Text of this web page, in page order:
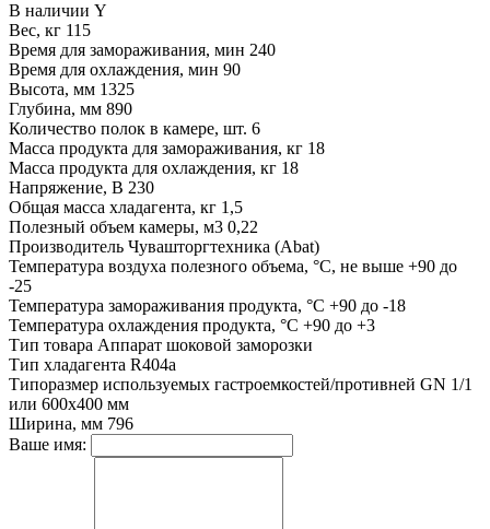
В наличии Y
Вес, кг 115
Время для замораживания, мин 240
Время для охлаждения, мин 90
Высота, мм 1325
Глубина, мм 890
Количество полок в камере, шт. 6
Масса продукта для замораживания, кг 18
Масса продукта для охлаждения, кг 18
Напряжение, В 230
Общая масса хладагента, кг 1,5
Полезный объем камеры, м3 0,22
Производитель Чувашторгтехника (Abat)
Температура воздуха полезного объема, °С, не выше +90 до
-25
Температура замораживания продукта, °С +90 до -18
Температура охлаждения продукта, °С +90 до +3
Тип товара Аппарат шоковой заморозки
Тип хладагента R404a
Типоразмер используемых гастроемкостей/противней GN 1/1
или 600х400 мм
Ширина, мм 796
Ваше имя: